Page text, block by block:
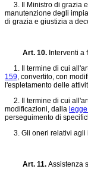
3. Il Ministro di grazia e
manutenzione degli
di grazia e giustizia a
Art. 10. Interventi
1. Il termine di cui
159, convertito, con
l'espletamento delle
2. Il termine di cui
modificazioni, dalla
perseguimento di
3. Gli oneri relativi agli
Art. 11. Assistenza